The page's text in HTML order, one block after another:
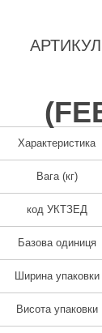
(
Характеристика
Вага (кг)
код УКТЗЕД
Базова одиниця
Ширина упаковки
Висота упаковки